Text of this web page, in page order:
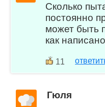
Сколько
постоянно
может быть
как написано
11
Гюля